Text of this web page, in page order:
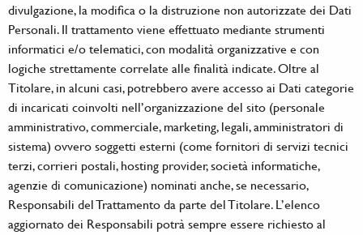
divulgazione, la modifica o la distruzione non autorizzate dei Dati
Personali. Il trattamento viene effettuato mediante strumenti
informatici e/o telematici, con modalità organizzative e con
logiche strettamente correlate alle finalità indicate. Oltre al
Titolare, in alcuni casi, potrebbero avere accesso ai Dati categorie
di incaricati coinvolti nell’organizzazione del sito (personale
amministrativo, commerciale, marketing, legali, amministratori di
sistema) ovvero soggetti esterni (come fornitori di servizi tecnici
terzi, corrieri postali, hosting provider, società informatiche,
agenzie di comunicazione) nominati anche, se necessario,
Responsabili del Trattamento da parte del Titolare. L’elenco
aggiornato dei Responsabili potrà sempre essere richiesto al